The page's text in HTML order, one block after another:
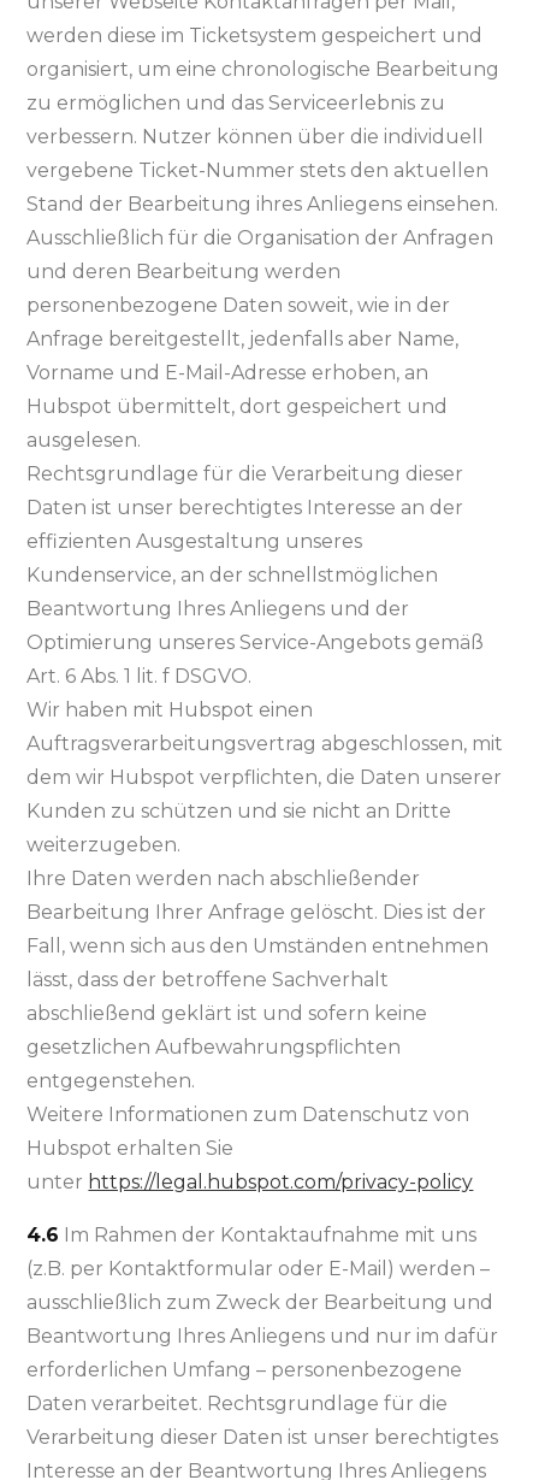
werden diese im Ticketsystem gespeichert und
organisiert, um eine chronologische Bearbeitung
zu ermöglichen und das Serviceerlebnis zu
verbessern. Nutzer können über die individuell
vergebene Ticket-Nummer stets den aktuellen
Stand der Bearbeitung ihres Anliegens einsehen.
Ausschließlich für die Organisation der Anfragen
und deren Bearbeitung werden
personenbezogene Daten soweit, wie in der
Anfrage bereitgestellt, jedenfalls aber Name,
Vorname und E-Mail-Adresse erhoben, an
Hubspot übermittelt, dort gespeichert und
ausgelesen.
Rechtsgrundlage für die Verarbeitung dieser
Daten ist unser berechtigtes Interesse an der
effizienten Ausgestaltung unseres
Kundenservice, an der schnellstmöglichen
Beantwortung Ihres Anliegens und der
Optimierung unseres Service-Angebots gemäß
Art. 6 Abs. 1 lit. f DSGVO.
Wir haben mit Hubspot einen
Auftragsverarbeitungsvertrag abgeschlossen, mit
dem wir Hubspot verpflichten, die Daten unserer
Kunden zu schützen und sie nicht an Dritte
weiterzugeben.
Ihre Daten werden nach abschließender
Bearbeitung Ihrer Anfrage gelöscht. Dies ist der
Fall, wenn sich aus den Umständen entnehmen
lässt, dass der betroffene Sachverhalt
abschließend geklärt ist und sofern keine
gesetzlichen Aufbewahrungspflichten
entgegenstehen.
Weitere Informationen zum Datenschutz von
Hubspot erhalten Sie
unter https://legal.hubspot.com/privacy-policy
4.6 Im Rahmen der Kontaktaufnahme mit uns
(z.B. per Kontaktformular oder E-Mail) werden –
ausschließlich zum Zweck der Bearbeitung und
Beantwortung Ihres Anliegens und nur im dafür
erforderlichen Umfang – personenbezogene
Daten verarbeitet. Rechtsgrundlage für die
Verarbeitung dieser Daten ist unser berechtigtes
Interesse an der Beantwortung Ihres Anliegens